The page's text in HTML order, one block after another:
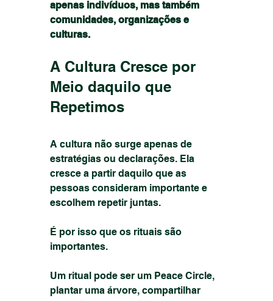
apenas indivíduos, mas também
comunidades, organizações e
culturas.
A Cultura Cresce por
Meio daquilo que
Repetimos
A cultura não surge apenas de
estratégias ou declarações. Ela
cresce a partir daquilo que as
pessoas consideram importante e
escolhem repetir juntas.
É por isso que os rituais são
importantes.
Um ritual pode ser um Peace Circle,
plantar uma árvore, compartilhar